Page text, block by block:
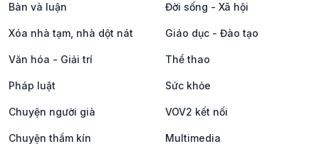
Bàn và luận Đời sống - Xã hội
Xóa nhà tạm, nhà dột nát Giáo dục - Đào tạo
Văn hóa - Giải trí Thể thao
Pháp luật Sức khỏe
Chuyện người già VOV2 kết nối
Chuyện thầm kín Multimedia